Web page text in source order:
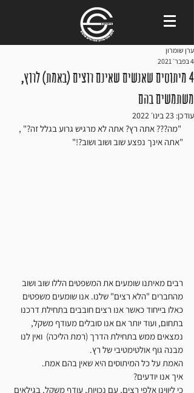
4 מיתוסים שאנשים שאינם רוצים (באמת) לרוץ,
משתמשים בהם
ערן שומרון
4 בפבר׳ 2021
עודכן: 23 בינו׳ 2022
"מה??? אתה רץ? אתה לא מרגיש גרוע בגלל זה?" ,
"אתה אינך נפצע שוב ושוב ושוב?!"
רבים מאיתנו שומעים את המשפטים הללו שוב ושוב
מהחברים "הלא רצים" שלנו. אנו שומעים משפטים
כאלו בייחוד כאשר אנו רצים חובבים בתחילת דרכנו
בתחום, ועוד יותר אם אנו סובלים מעודף משקל,
נמצאים ממש בתחילת הדרך (רמת הליכה)  ואין לנו
מבנה גוף אולטימטיבי של רץ.
האמת על כל המיתוסים היא שאין בהם אמת.
איך אנו יודעים?
כי ליווינו אלפי רצים, עם נכויות, עודף משקל, בגילאים